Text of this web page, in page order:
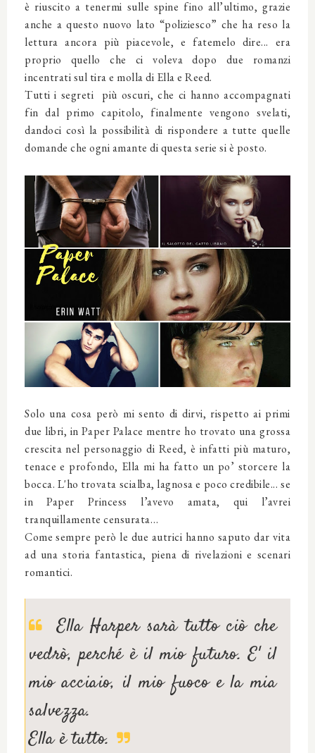
è riuscito a tenermi sulle spine fino all’ultimo, grazie
anche a questo nuovo lato “poliziesco” che ha reso la
lettura ancora più piacevole, e fatemelo dire... era
proprio quello che ci voleva dopo due romanzi
incentrati sul tira e molla di Ella e Reed.
Tutti i segreti più oscuri, che ci hanno accompagnati
fin dal primo capitolo, finalmente vengono svelati,
dandoci così la possibilità di rispondere a tutte quelle
domande che ogni amante di questa serie si è posto.
Solo una cosa però mi sento di dirvi, rispetto ai primi
due libri, in Paper Palace mentre ho trovato una grossa
crescita nel personaggio di Reed, è infatti più maturo,
tenace e profondo, Ella mi ha fatto un po’ storcere la
bocca. L'ho trovata scialba, lagnosa e poco credibile... se
in Paper Princess l’avevo amata, qui l’avrei
tranquillamente censurata…
Come sempre però le due autrici hanno saputo dar vita
ad una storia fantastica, piena di rivelazioni e scenari
romantici.
Ella Harper sarà tutto ciò che
vedrò, perché è il mio futuro. E' il
mio acciaio, il mio fuoco e la mia
salvezza.
Ella è tutto.